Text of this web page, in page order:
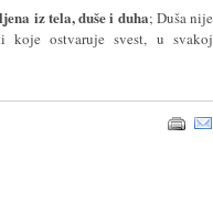
iz tela, duše i duha; Duša nije
koje ostvaruje svest, u svakoj